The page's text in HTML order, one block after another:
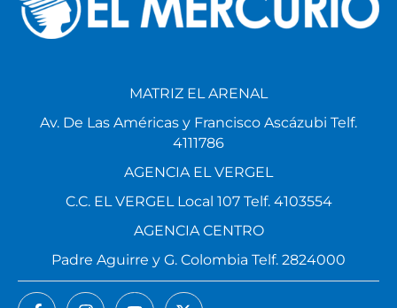
MATRIZ EL ARENAL
Av. De Las Américas y Francisco Ascázubi Telf.
4111786
AGENCIA EL VERGEL
C.C. EL VERGEL Local 107 Telf. 4103554
AGENCIA CENTRO
Padre Aguirre y G. Colombia Telf. 2824000